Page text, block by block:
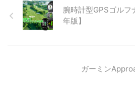
腕時計型GPSゴル
年版】
ガーミン